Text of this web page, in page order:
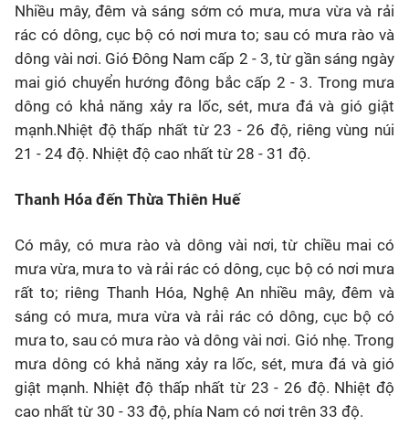
Nhiều mây, đêm và sáng sớm có mưa, mưa vừa và rải
rác có dông, cục bộ có nơi mưa to; sau có mưa rào và
dông vài nơi. Gió Đông Nam cấp 2 - 3, từ gần sáng ngày
mai gió chuyển hướng đông bắc cấp 2 - 3. Trong mưa
dông có khả năng xảy ra lốc, sét, mưa đá và gió giật
mạnh.Nhiệt độ thấp nhất từ 23 - 26 độ, riêng vùng núi
21 - 24 độ. Nhiệt độ cao nhất từ 28 - 31 độ.
Thanh Hóa đến Thừa Thiên Huế
Có mây, có mưa rào và dông vài nơi, từ chiều mai có
mưa vừa, mưa to và rải rác có dông, cục bộ có nơi mưa
rất to; riêng Thanh Hóa, Nghệ An nhiều mây, đêm và
sáng có mưa, mưa vừa và rải rác có dông, cục bộ có
mưa to, sau có mưa rào và dông vài nơi. Gió nhẹ. Trong
mưa dông có khả năng xảy ra lốc, sét, mưa đá và gió
giật mạnh. Nhiệt độ thấp nhất từ 23 - 26 độ. Nhiệt độ
cao nhất từ 30 - 33 độ, phía Nam có nơi trên 33 độ.